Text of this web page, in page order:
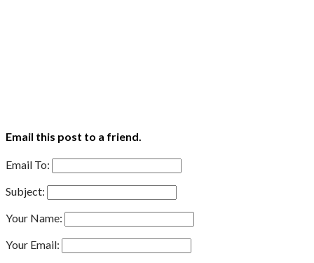
Email this post to a friend.
Email To:
Subject:
Your Name:
Your Email: